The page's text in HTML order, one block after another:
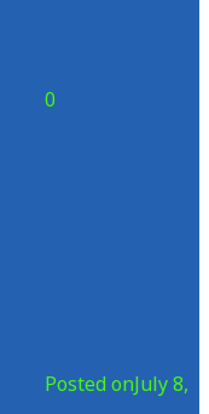
0
Posted onJuly 8,